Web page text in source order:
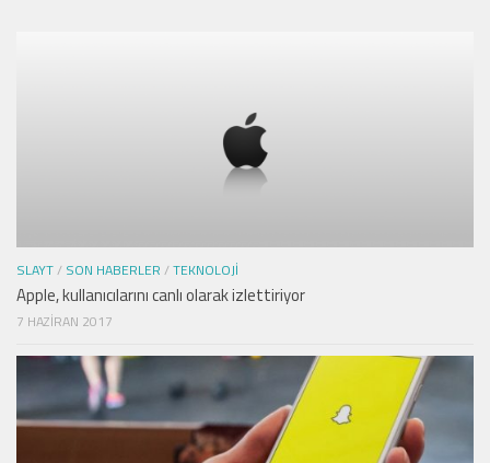
SLAYT/ SON HABERLER /TEKNOLOJI
Apple, kullanıcılarını canlı olarak izlettiriyor
7 HAZIRAN 2017